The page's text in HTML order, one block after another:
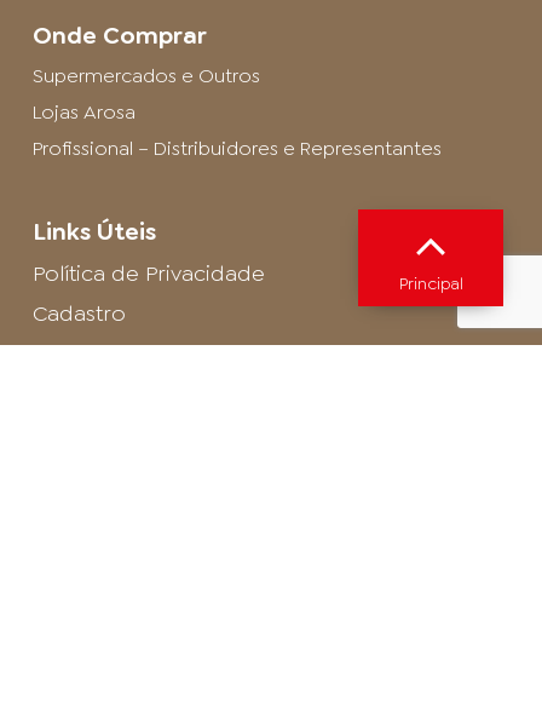
Onde Comprar
Supermercados e Outros
Lojas Arosa
Profissional – Distribuidores e Representantes
Links Úteis
Política de Privacidade
Cadastro
SAC - Profissional
Principal